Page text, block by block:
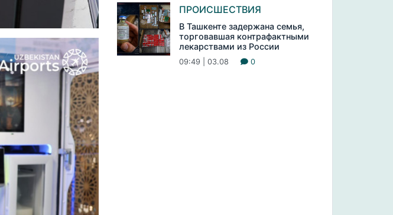
ПРОИСШЕСТВИЯ
В Ташкенте задержана семья,
торговавшая контрафактными
лекарствами из России
09:49 | 03.08 0